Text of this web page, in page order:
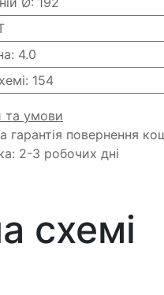
: 4.0
: 154
та умови
гарантія повернення
2-3 робочих дні
схемі